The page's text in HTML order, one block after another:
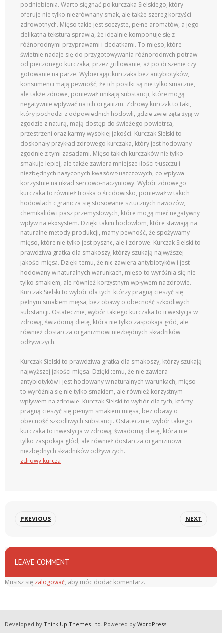
podniebienia. Warto sięgnąć po kurczaka Sielskiego, który
oferuje nie tylko niezrównany smak, ale także szereg korzyści
zdrowotnych. Mięso takie jest soczyste, pełne aromatów, a jego
delikatna tekstura sprawia, że idealnie komponuje się z
różnorodnymi przyprawami i dodatkami. To mięso, które
świetnie nadaje się do przygotowywania różnorodnych potraw –
od pieczonego kurczaka, przez grillowanie, aż po duszenie czy
gotowanie na parze. Wybierając kurczaka bez antybiotyków,
konsumenci mają pewność, że ich posiłki są nie tylko smaczne,
ale także zdrowe, ponieważ unikają substancji, które mogą
negatywnie wpływać na ich organizm. Zdrowy kurczak to taki,
który pochodzi z odpowiednich hodowli, gdzie zwierzęta żyją w
zgodzie z naturą, mają dostęp do świeżego powietrza,
przestrzeni oraz karmy wysokiej jakości. Kurczak Sielski to
doskonały przykład zdrowego kurczaka, który jest hodowany
zgodnie z tymi zasadami. Mięso takich kurczaków nie tylko
smakuje lepiej, ale także zawiera mniejsze ilości tłuszczu i
niezbędnych nasyconych kwasów tłuszczowych, co wpływa
korzystnie na układ sercowo-naczyniowy. Wybór zdrowego
kurczaka to również troska o środowisko, ponieważ w takich
hodowlach ogranicza się stosowanie sztucznych nawozów,
chemikaliów i pasz przemysłowych, które mogą mieć negatywny
wpływ na ekosystem. Dzięki takim hodowlom, które stawiają na
naturalne metody produkcji, mamy pewność, że spożywamy
mięso, które nie tylko jest pyszne, ale i zdrowe. Kurczak Sielski to
prawdziwa gratka dla smakoszy, którzy szukają najwyższej
jakości mięsa. Dzięki temu, że nie zawiera antybiotyków i jest
hodowany w naturalnych warunkach, mięso to wyróżnia się nie
tylko smakiem, ale również korzystnym wpływem na zdrowie.
Kurczak Sielski to wybór dla tych, którzy pragną cieszyć się
pełnym smakiem mięsa, bez obawy o obecność szkodliwych
substancji. Ostatecznie, wybór takiego kurczaka to inwestycja w
zdrową, świadomą dietę, która nie tylko zaspokaja głód, ale
również dostarcza organizmowi niezbędnych składników
odżywczych.
Kurczak Sielski to prawdziwa gratka dla smakoszy, którzy szukają
najwyższej jakości mięsa. Dzięki temu, że nie zawiera
antybiotyków i jest hodowany w naturalnych warunkach, mięso
to wyróżnia się nie tylko smakiem, ale również korzystnym
wpływem na zdrowie. Kurczak Sielski to wybór dla tych, którzy
pragną cieszyć się pełnym smakiem mięsa, bez obawy o
obecność szkodliwych substancji. Ostatecznie, wybór takiego
kurczaka to inwestycja w zdrową, świadomą dietę, która nie
tylko zaspokaja głód, ale również dostarcza organizmowi
niezbędnych składników odżywczych.
zdrowy kurcza
PREVIOUS NEXT
LEAVE COMMENT
Musisz się zalogować, aby móc dodać komentarz.
Developed by Think Up Themes Ltd. Powered by WordPress.